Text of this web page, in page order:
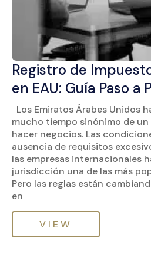
Registro de
en EAU: Guía Paso a
Los Emiratos Árabes Unidos
mucho tiempo sinónimo de
hacer negocios. Las
ausencia de requisitos
las empresas internacionales
jurisdicción una de las más
Pero las reglas están
en
VIEW